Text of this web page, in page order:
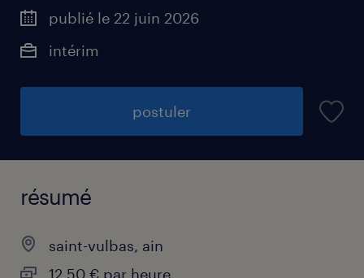
publié le 22 juin 2026
intérim
postuler
résumé
saint-vulbas, ain
12,50 € par heure